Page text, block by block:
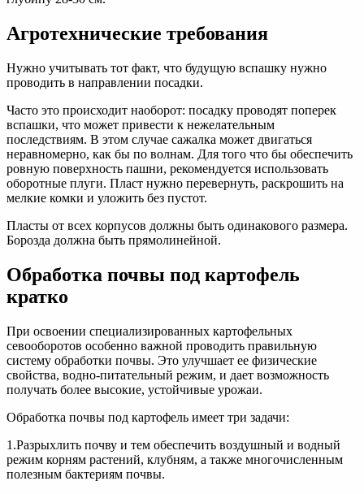
Агротехнические требования
Нужно учитывать тот факт, что будущую вспашку нужно
проводить в направлении посадки.
Часто это происходит наоборот: посадку проводят поперек
вспашки, что может привести к нежелательным
последствиям. В этом случае сажалка может двигаться
неравномерно, как бы по волнам. Для того что бы обеспечить
ровную поверхность пашни, рекомендуется использовать
оборотные плуги. Пласт нужно перевернуть, раскрошить на
мелкие комки и уложить без пустот.
Пласты от всех корпусов должны быть одинакового размера.
Борозда должна быть прямолинейной.
Обработка почвы под картофель
кратко
При освоении специализированных картофельных
севооборотов особенно важной проводить правильную
систему обработки почвы. Это улучшает ее физические
свойства, водно-питательный режим, и дает возможность
получать более высокие, устойчивые урожаи.
Обработка почвы под картофель имеет три задачи:
1.Разрыхлить почву и тем обеспечить воздушный и водный
режим корням растений, клубням, а также многочисленным
полезным бактериям почвы.